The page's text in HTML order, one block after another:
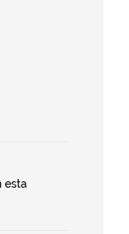
esta